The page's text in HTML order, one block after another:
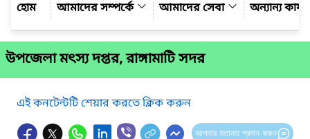
আমাদের সম্পর্কে
আমাদের সেবা অন্যান্য
উপজেলা মৎস্য দপ্তর, রাঙ্গামাটি সদর
এই কনটেন্টটি শেয়ার করতে ক্লিক করুন
আপনার মতামত প্রদান করুন